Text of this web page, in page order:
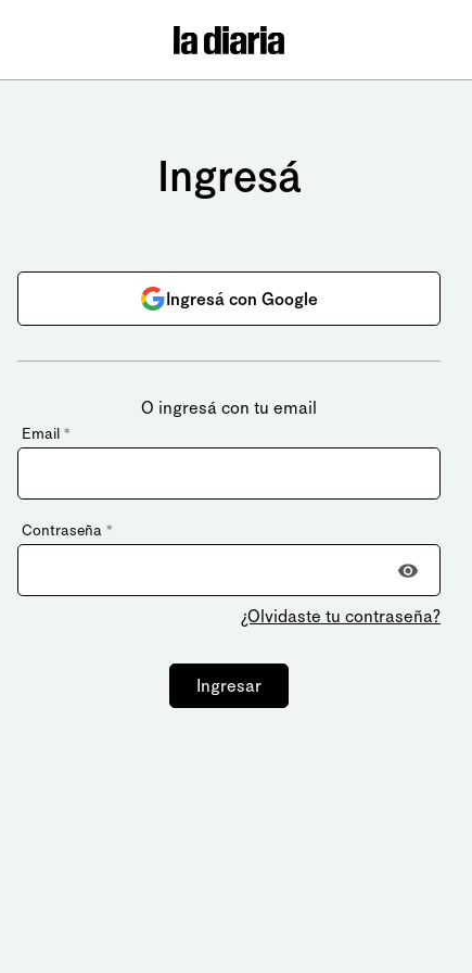
Ingresá
Ingresá con Google
O ingresá con tu email
Email *
Contraseña *
¿Olvidaste tu contraseña?
Ingresar